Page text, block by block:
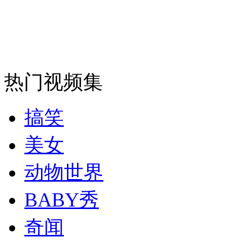
纽约上演“枕头大战”
司机酒驾遇交警 急速倒车逃窜
热门视频集
搞笑
美女
动物世界
BABY秀
奇闻